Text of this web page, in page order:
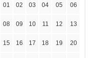
01 02 03 04 05 06
08 09 10 11 12 13
15 16 17 18 19 20